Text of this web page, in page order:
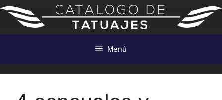
Saltar
contenido
Menú